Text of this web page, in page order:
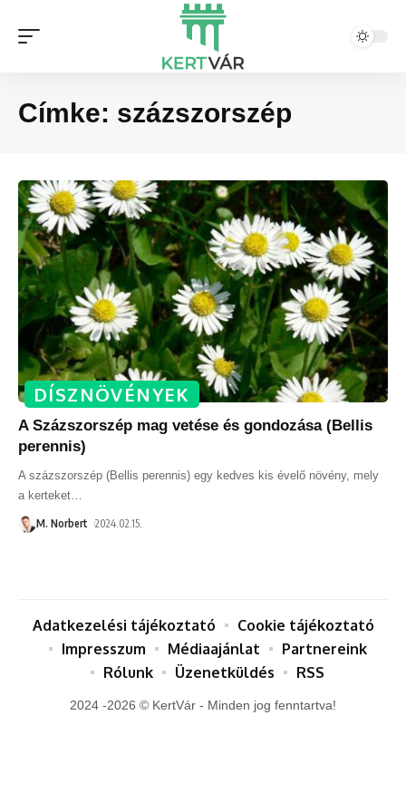
Címke: százszorszép
DÍSZNÖVÉNYEK
A Százszorszép mag vetése és gondozása (Bellis
perennis)
A százszorszép (Bellis perennis) egy kedves kis évelő növény, mely
a kerteket
M. Norbert 2024.02.15.
2024 -2026 © KertVár - Minden jog fenntartva!
Adatkezelési tájékoztató
Cookie tájékoztató
Impresszum
Médiaajánlat
Partnereink
Rólunk
Üzenetküldés RSS